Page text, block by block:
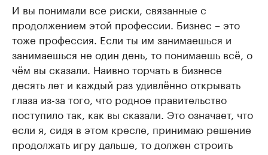
И вы понимали все риски, связанные с
продолжением этой профессии. Бизнес – это
тоже профессия. Если ты им занимаешься и
занимаешься не один день, то понимаешь всё, о
чём вы сказали. Наивно торчать в бизнесе
десять лет и каждый раз удивлённо открывать
глаза из-за того, что родное правительство
поступило так, как вы сказали. Это означает, что
если я, сидя в этом кресле, принимаю решение
продолжать игру дальше, то должен строить